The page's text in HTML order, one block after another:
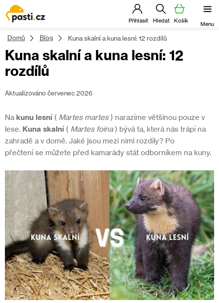
Přejít
na
obsah
Domů Blog Kuna skalní a kuna lesní: 12 rozdílů
Kuna skalní a kuna lesní: 12
rozdílů
Aktualizováno červenec 2026
Na kunu lesní( Martes martes) narazíme většinou pouze v
lese. Kuna skalní( Martes foina) bývá ta, která nás trápí na
zahradě a v domě. Jaké jsou mezi nimi rozdíly? Po
přečtení se můžete před kamarády stát odborníkem na kuny.